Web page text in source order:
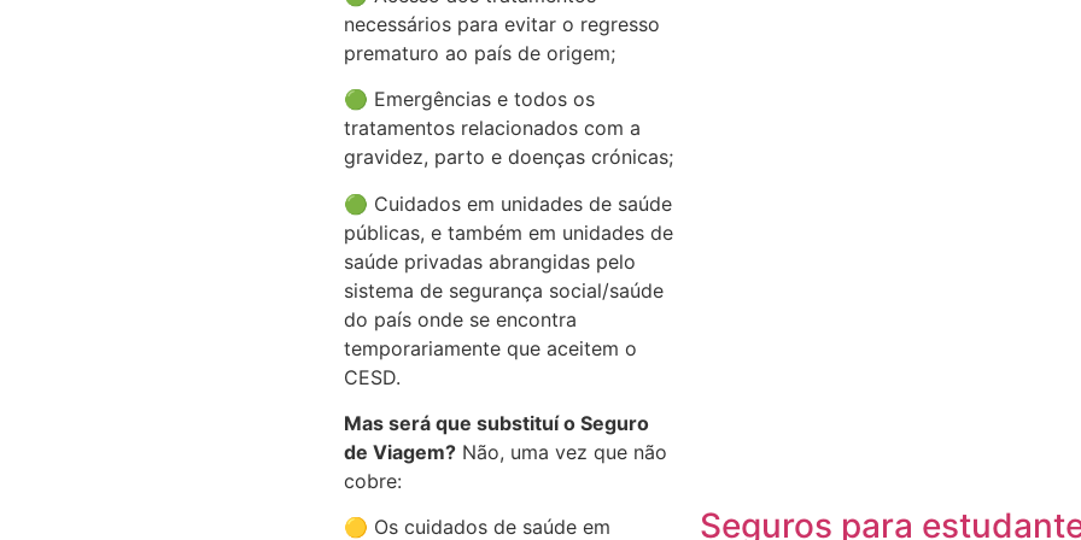
necessários para evitar o regresso
prematuro ao país de origem;
🟢 Emergências e todos os
tratamentos relacionados com a
gravidez, parto e doenças crónicas;
🟢 Cuidados em unidades de saúde
públicas, e também em unidades de
saúde privadas abrangidas pelo
sistema de segurança social/saúde
do país onde se encontra
temporariamente que aceitem o
CESD.
Mas será que substituí o Seguro
de Viagem? Não, uma vez que não
cobre:
🟡 Os cuidados de saúde em
Seguros para